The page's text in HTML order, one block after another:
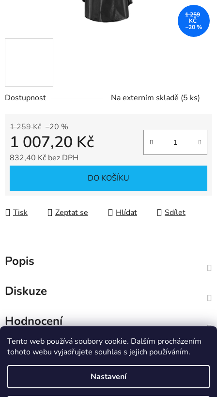
Tento web používá soubory cookie. Dalším procházením
tohoto webu vyjadřujete souhlas s jejich používáním.
Nastavení
Dostupnost Na externím skladě (5 ks)
1 259 Kč –20 %
1 007,20 Kč
832,40 Kč bez DPH
DO KOŠÍKU
Tisk Zeptat se Hlídat Sdílet
1 259
KČ
–20 %
Popis
Diskuze
Hodnocení
IT e-shop